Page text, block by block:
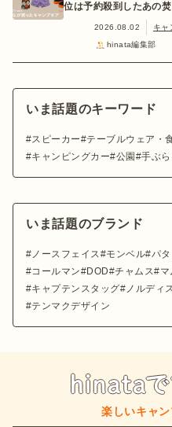
位は予約殺到したあの
2026.08.02
キャ
hinata編集部
いま話題のキーワード
スピーカー テーブルウェア・
キャンピングカー 公園 手ぶ
いま話題のブランド
ノースフェイス モンベル パ
コールマン
DOD チャムス マ
キャプテンスタッグ
ノルディ
テンマクデザイン
楽しいキャン